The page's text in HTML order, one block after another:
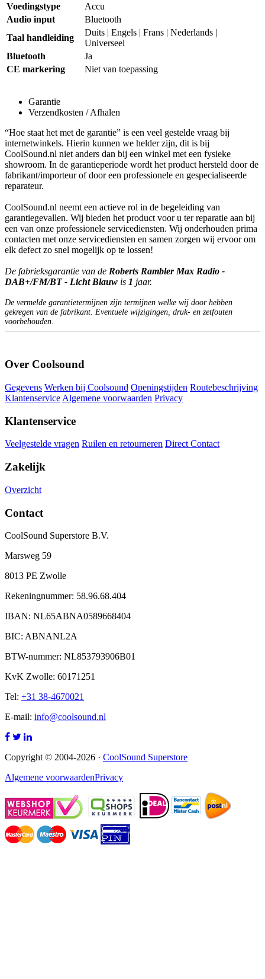
Voedingstype
Accu
Audio input
Bluetooth
Taal handleiding
Duits | Engels | Frans | Nederlands |
Universeel
Bluetooth
Ja
CE markering
Niet van toepassing
Garantie
Verzendkosten / Afhalen
“Hoe staat het met de garantie” is een veel gestelde vraag bij
internetwinkels. Hierin kunnen we helder zijn, dit is bij
CoolSound.nl niet anders dan bij een winkel met een fysieke
showroom. In de garantieperiode wordt het product hersteld door de
fabrikant/importeur of door een professionele en gespecialiseerde
reparateur.
CoolSound.nl neemt een actieve rol in de begeleiding van
garantiegevallen. Wij bieden het product voor u ter reparatie aan bij
een van onze professionele servicediensten. Wij onderhouden prima
contacten met onze servicediensten en samen zorgen wij ervoor om
elk defect zo snel mogelijk op te lossen!
De fabrieksgarantie van de Roberts Rambler Max Radio -
DAB+/FM/BT - Licht Blauw is 1 jaar.
De vermelde garantietermijnen zijn termijnen welke wij door hebben
gekregen van de fabrikant. Eventuele wijzigingen, druk- en zetfouten
voorbehouden.
Over Coolsound
Gegevens Werken bij Coolsound Openingstijden Routebeschrijving
Klantenservice Algemene voorwaarden Privacy
Klantenservice
Veelgestelde vragen Ruilen en retourneren Direct Contact
Zakelijk
Overzicht
Contact
CoolSound Superstore B.V.
Marsweg 59
8013 PE Zwolle
Rekeningnummer: 58.96.68.404
IBAN: NL65ABNA0589668404
BIC: ABNANL2A
BTW-nummer: NL853793906B01
KvK Zwolle: 60171251
Tel: +31 38-4670021
E-mail: info@coolsound.nl
Copyright © 2004-2026 · CoolSound Superstore
Algemene voorwaardenPrivacy